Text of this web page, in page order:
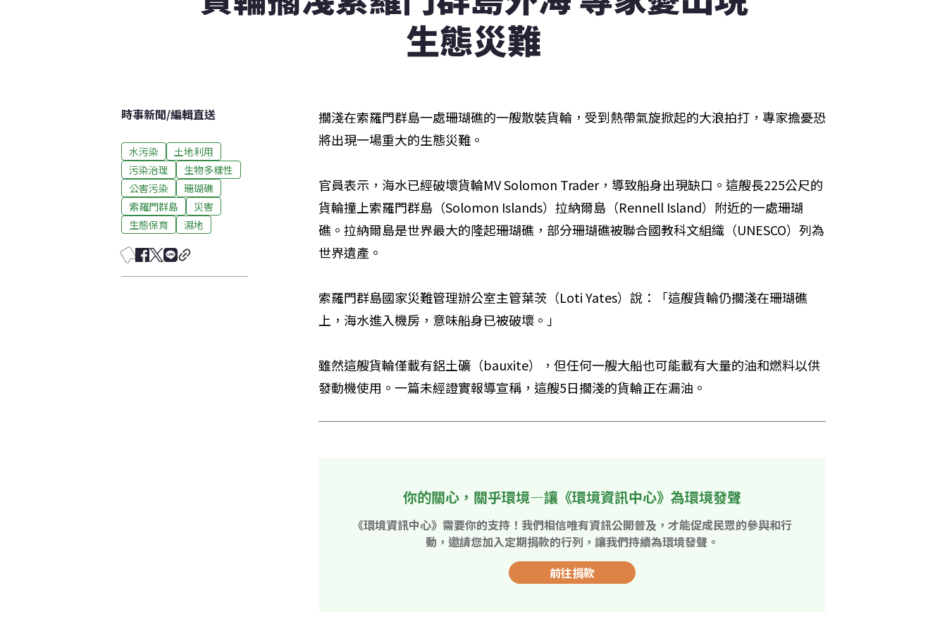
生態災難
時事新聞/編輯直送
水污染
土地利用
污染治理
生物多樣性
公害污染
珊瑚礁
索羅門群島
災害
生態保育
濕地
擱淺在索羅門群島一處珊瑚礁的一艘散裝貨輪，受到熱帶氣旋掀起的大浪拍打，專家擔憂恐
將出現一場重大的生態災難。
官員表示，海水已經破壞貨輪MV Solomon Trader，導致船身出現缺口。這艘長225公尺的
貨輪撞上索羅門群島（Solomon Islands）拉納爾島（Rennell Island）附近的一處珊瑚
礁。拉納爾島是世界最大的隆起珊瑚礁，部分珊瑚礁被聯合國教科文組織（UNESCO）列為
世界遺產。
索羅門群島國家災難管理辦公室主管葉茨（Loti Yates）說：「這艘貨輪仍擱淺在珊瑚礁
上，海水進入機房，意味船身已被破壞。」
雖然這艘貨輪僅載有鋁土礦（bauxite），但任何一艘大船也可能載有大量的油和燃料以供
發動機使用。一篇未經證實報導宣稱，這艘5日擱淺的貨輪正在漏油。
你的關心，關乎環境—讓《環境資訊中心》為環境發聲
《環境資訊中心》需要你的支持！我們相信唯有資訊公開普及，才能促成民眾的參與和行
動，邀請您加入定期捐款的行列，讓我們持續為環境發聲。
前往捐款